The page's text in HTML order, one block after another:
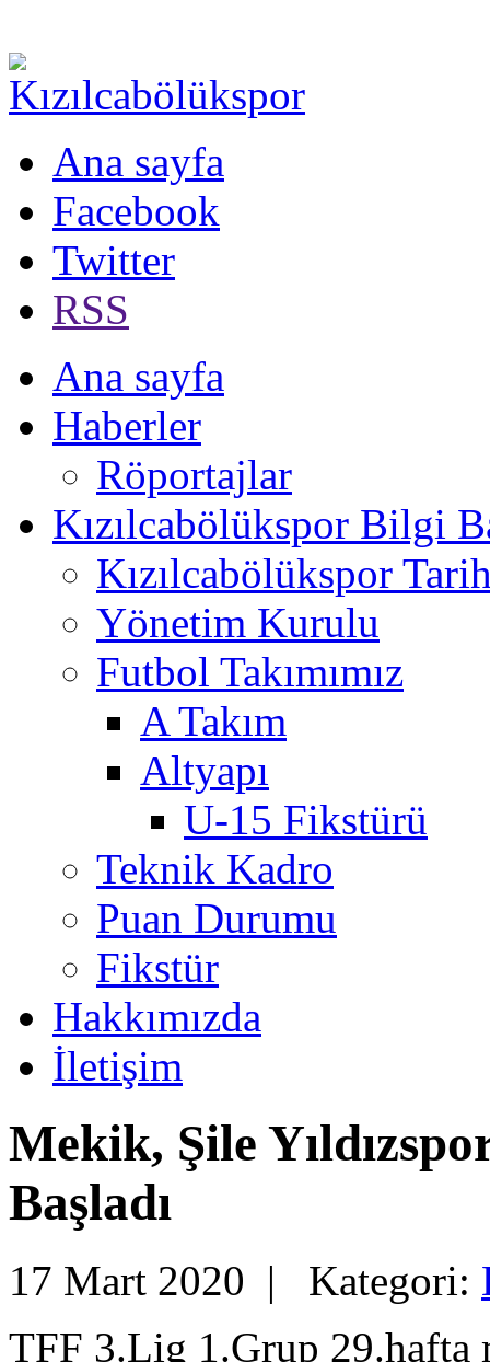
Ana sayfa
Facebook
Twitter
RSS
Ana sayfa
Haberler
Röportajlar
Kızılcabölükspor Bilgi
Kızılcabölükspor
Yönetim Kurulu
Futbol Takımımız
A Takım
Altyapı
U-15 Fikstürü
Teknik Kadro
Puan Durumu
Fikstür
Hakkımızda
İletişim
Mekik, Şile
Başladı
17 Mart 2020 | Kategori:
TFF 3.Lig 1.Grup 29.hafta